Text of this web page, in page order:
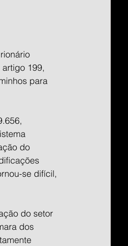
199,
para
do
se difícil,
do setor
dos